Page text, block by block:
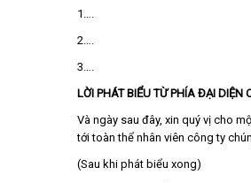
1….
2….
3….
LỜI PHÁT BIỂU TỪ PHÍA ĐẠI DIỆN
Và ngày sau đây, xin quý vị cho
tới toàn thể nhân viên công ty
(Sau khi phát biểu xong)